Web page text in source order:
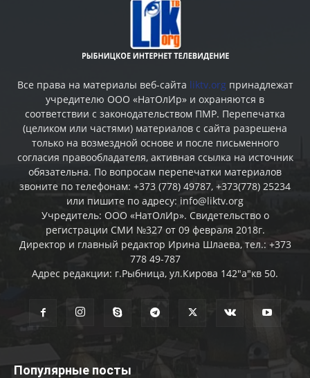
Все права на материалы веб-сайта liktv.org принадлежат
учредителю ООО «НатОлИр» и охраняются в
соответствии с законодательством ПМР. Перепечатка
(целиком или частями) материалов c сайта разрешена
только на возмездной основе и после письменного
согласия правообладателя, активная ссылка на источник
обязательна. По вопросам перепечатки материалов
звоните по телефонам: +373 (778) 49787, +373(778) 25234
или пишите по адресу: info@liktv.org
Учредитель: ООО «НатОлИр». Свидетельство о
регистрации СМИ №327 от 09 февраля 2018г.
Директор и главный редактор Ирина Шлаева, тел.: +373
778 49-787
Адрес редакции: г.Рыбница, ул.Кирова 142"а"кв 50.
Популярные посты